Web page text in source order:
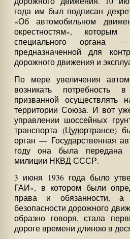
года им был подписан
«Об автомобильном
окрестностям», которым
специального органа —
предназначенной для
дорожного движения и
По мере увеличения
возникать
призванной
территории Союза. И вот
управлении шоссейных
транспорта (Цудортрансе)
орган — Государственная
году она была передана в
милиции НКВД СССР.
3 июня 1936 года было
ГАИ», в котором были
права и обязанности, а
безопасности дорожного
образно говоря, стала
дороге времени длиною в